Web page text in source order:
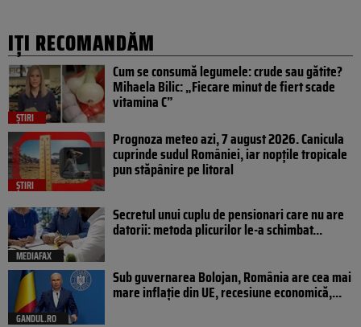
IȚI RECOMANDĂM
ȘTIRI
Cum se consumă legumele: crude sau gătite?
Mihaela Bilic: „Fiecare minut de fiert scade
vitamina C”
ȘTIRI
Prognoza meteo azi, 7 august 2026. Canicula
cuprinde sudul României, iar nopțile tropicale
pun stăpânire pe litoral
MEDIAFAX
Secretul unui cuplu de pensionari care nu are
datorii: metoda plicurilor le-a schimbat...
GANDUL.RO
Sub guvernarea Bolojan, România are cea mai
mare inflație din UE, recesiune economică,...